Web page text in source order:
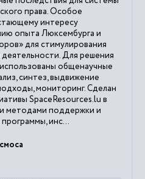
права. Особое
интересу
опыта Люксембурга и
для стимулирования
Для решения
общенаучные
синтез, выдвижение
мониторинг. Сделан
SpaceResources.lu в
методами поддержки и
инс...